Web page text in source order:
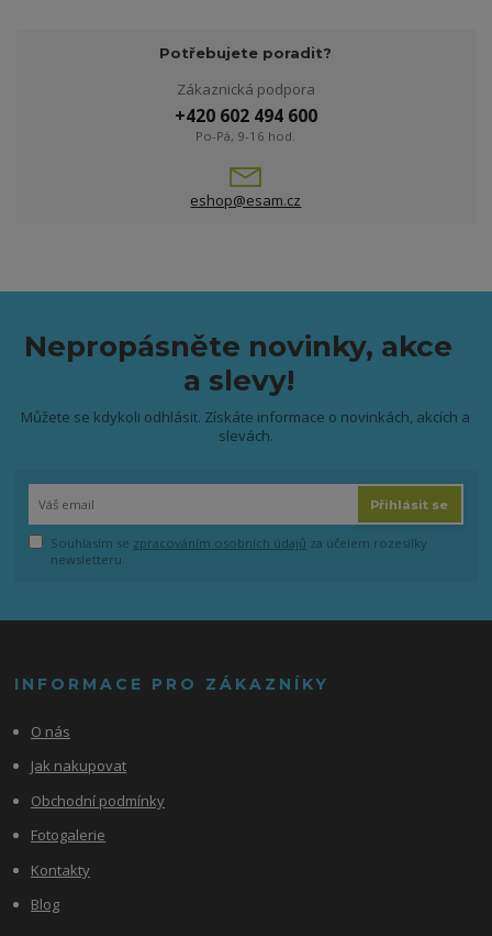
Potřebujete poradit?
Zákaznická podpora
+420 602 494 600
Po-Pá, 9-16 hod.
eshop@esam.cz
Nepropásněte novinky, akce
a slevy!
Můžete se kdykoli odhlásit. Získáte informace o novinkách, akcích a
slevách.
Přihlásit se
Souhlasím se zpracováním osobních údajů za účelem rozesílky
newsletteru.
INFORMACE PRO ZÁKAZNÍKY
O nás
Jak nakupovat
Obchodní podmínky
Fotogalerie
Kontakty
Blog